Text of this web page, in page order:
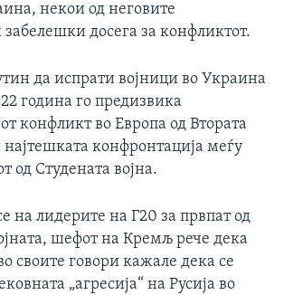
некои од неговите
досега за конфликтот.
да испрати војници во Украина
година го предизвика
конфликт во Европа од Втората
најтешката конфронтација меѓу
од Студената војна.
на лидерите на Г20 за првпат од
шефот на Кремљ рече дека
своите говори кажале дека се
„агресија“ на Русија во